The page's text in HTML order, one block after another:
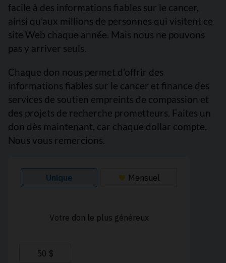
facile à des informations fiables sur le cancer,
ainsi qu’aux millions de personnes qui visitent ce
site Web chaque année. Mais nous ne pouvons
pas y arriver seuls.
Chaque don nous permet d’offrir des
informations fiables sur le cancer et finance des
services de soutien empreints de compassion et
des projets de recherche prometteurs. Faites un
don dès maintenant, car chaque dollar compte.
Nous vous remercions.